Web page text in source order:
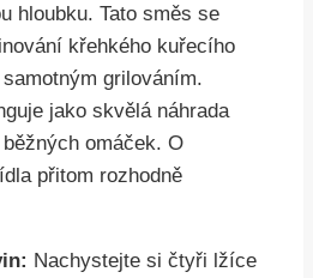
hloubku. Tato směs se
křehkého kuřecího
grilováním.
jako skvělá náhrada
omáček. O
přitom rozhodně
Nachystejte si čtyři lžíce